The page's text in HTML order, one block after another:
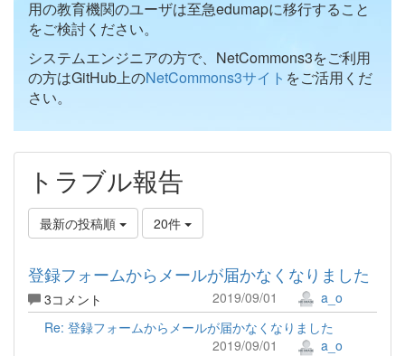
用の教育機関のユーザは至急edumapに移行すること
をご検討ください。
システムエンジニアの方で、NetCommons3をご利用
の方はGitHub上のNetCommons3サイト をご活用くだ
さい。
トラブル報告
最新の投稿順 20件
登録フォームからメールが届かなくなりました
3コメント 2019/09/01
a_o
Re: 登録フォームからメールが届かなくなりました
2019/09/01
a_o